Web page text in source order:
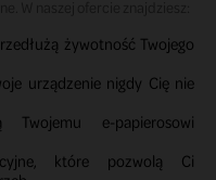
żywotność Twojego
urządzenie nigdy Cię nie
e-papierosowi
które pozwolą Ci